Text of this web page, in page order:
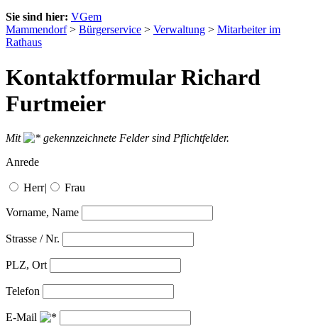
Sie sind hier: VGem
Mammendorf> Bürgerservice > Verwaltung > Mitarbeiter im
Rathaus
Kontaktformular Richard
Furtmeier
Mit
gekennzeichnete Felder sind Pflichtfelder.
Anrede
Herr| Frau
Vorname, Name
Strasse / Nr.
PLZ, Ort
Telefon
E-Mail